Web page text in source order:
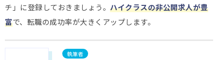
チ」に登録しておきましょう。 ハイクラスの非公開求人が豊
富で、転職の成功率が大きくアップします。